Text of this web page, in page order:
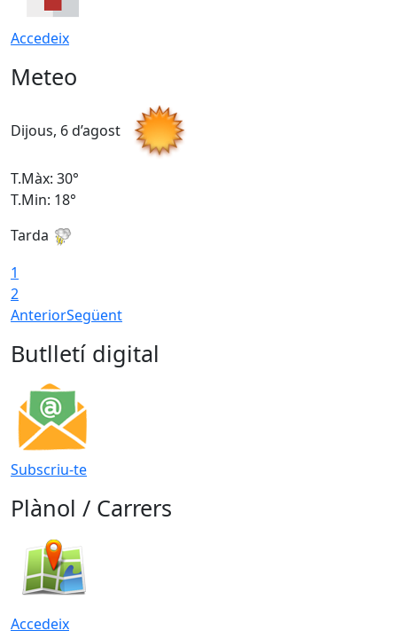
Accedeix
Meteo
Dijous, 6 d’agost
T.Màx: 30°
T.Min: 18°
Tarda
1
2
AnteriorSegüent
Butlletí digital
Subscriu-te
Plànol / Carrers
Accedeix